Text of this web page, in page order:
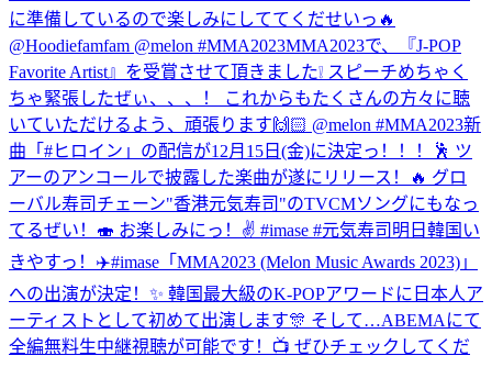
に準備しているので楽しみにしててくだせいっ🔥
@Hoodiefamfam @melon #MMA2023MMA2023で、『J-POP
Favorite Artist』を受賞させて頂きました❕ スピーチめちゃく
ちゃ緊張したぜぃ、、、！ これからもたくさんの方々に聴
いていただけるよう、頑張ります🙌🏻 @melon #MMA2023新
曲「#ヒロイン」の配信が12月15日(金)に決定っ！！！🕺 ツ
アーのアンコールで披露した楽曲が遂にリリース！🔥 グロ
ーバル寿司チェーン"香港元気寿司"のTVCMソングにもなっ
てるぜい！🍣 お楽しみにっ！✌️ #imase #元気寿司 明日韓国い
きやすっ！✈️#imase「MMA2023 (Melon Music Awards 2023)」
への出演が決定！✨ 韓国最大級のK-POPアワードに日本人ア
ーティストとして初めて出演します🎊 そして…ABEMAにて
全編無料生中継視聴が可能です！📺 ぜひチェックしてくだ